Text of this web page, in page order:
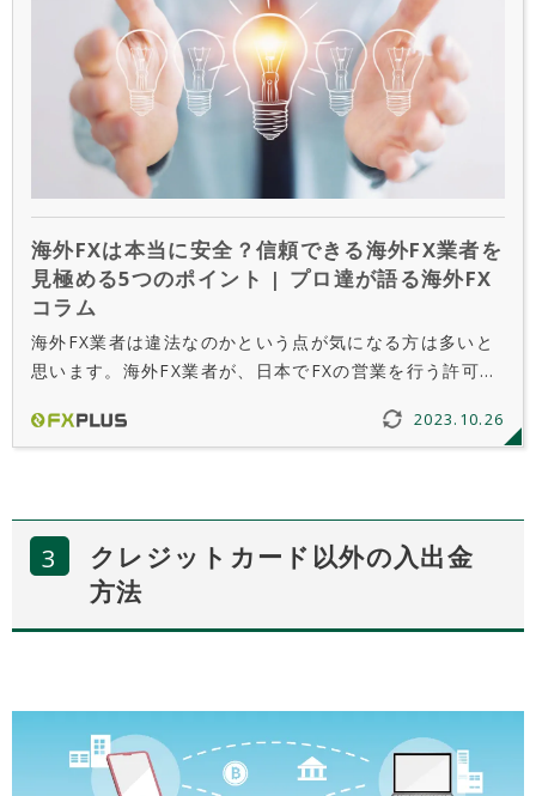
海外FXは本当に安全？信頼できる海外FX業者を
見極める5つのポイント | プロ達が語る海外FX
コラム
海外FX業者は違法なのかという点が気になる方は多いと
思います。海外FX業者が、日本でFXの営業を行う許可を
し、トレーダーが海外FX業者でトレードを行うことが法
2023.10.26
クレジットカード以外の入出金
方法